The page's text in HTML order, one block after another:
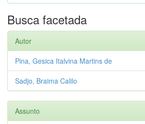
Busca facetada
Autor
Pina, Gesica Italvina Martins de
Sadjo, Braima Calilo
Assunto